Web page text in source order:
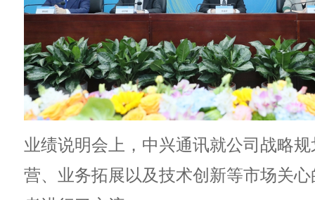
业绩说明会上，中兴通讯就公司战略
营、业务拓展以及技术创新等市场关